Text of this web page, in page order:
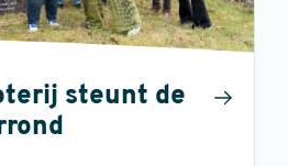
steunt de